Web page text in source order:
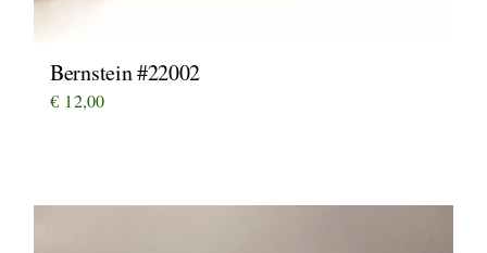
Bernstein #22002
€ 12,00